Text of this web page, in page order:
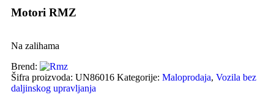
Motori RMZ
Na zalihama
Brend:
Šifra proizvoda: UN86016 Kategorije: Maloprodaja, Vozila bez
daljinskog upravljanja